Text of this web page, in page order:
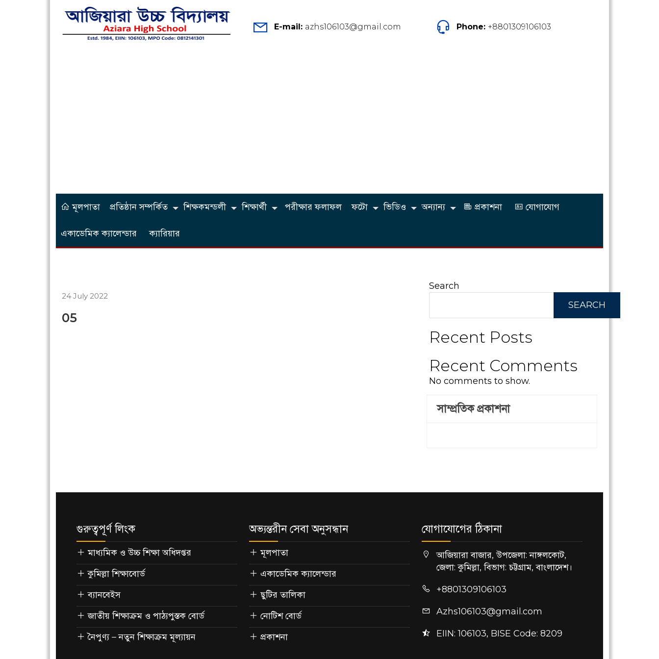
E-mail: azhs106103@gmail.com Phone: +8801309106103
মূলপাতা প্রতিষ্ঠান সম্পর্কিত শিক্ষকমন্ডলী শিক্ষার্থী পরীক্ষার ফলাফল ফটো ভিডিও অন্যান্য প্রকাশনা যোগাযোগ
একাডেমিক ক্যালেন্ডার ক্যারিয়ার
24 July 2022
05
Search
SEARCH
Recent Posts
Recent Comments
No comments to show.
সাম্প্রতিক প্রকাশনা
গুরুত্বপূর্ণ লিংক
মাধ্যমিক ও উচ্চ শিক্ষা অধিদপ্তর
কুমিল্লা শিক্ষাবোর্ড
ব্যানবেইস
জাতীয় শিক্ষাক্রম ও পাঠ্যপুস্তক বোর্ড
নৈপুণ্য – নতুন শিক্ষাক্রম মূল্যায়ন
অভ্যন্তরীন সেবা অনুসন্ধান
মূলপাতা
একাডেমিক ক্যালেন্ডার
ছুটির তালিকা
নোটিশ বোর্ড
প্রকাশনা
যোগাযোগের ঠিকানা
আজিয়ারা বাজার, উপজেলা: নাঙ্গলকোট,
জেলা: কুমিল্লা, বিভাগ: চট্টগ্রাম, বাংলাদেশ।
+8801309106103
Azhs106103@gmail.com
EIIN: 106103, BISE Code: 8209